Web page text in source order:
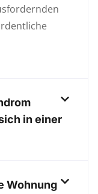
in einer
Wohnung